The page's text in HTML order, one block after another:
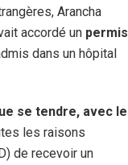
Arancha
accordé un permis
dans un hôpital
se tendre, avec le
les raisons
de recevoir un